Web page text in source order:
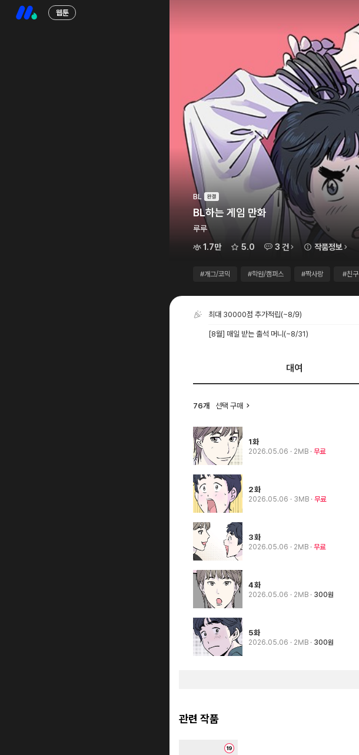
웹툰
BL
BL하는 게임 만화
루루
1.7만
5.0 3 건 작품정보
#개그/코믹 #학원/캠퍼스 #짝사랑 #친구
최대 30000점 추가적립(~8/9)
[8월] 매일 받는 출석 머니 (~8/31)
대여
76개 선택 구매
1화
2026.05.06 · 2MB 무료
2화
2026.05.06 · 3MB 무료
3화
2026.05.06 · 2MB 무료
4화
2026.05.06 · 2MB 300원
5화
2026.05.06 · 2MB 300원
관련 작품